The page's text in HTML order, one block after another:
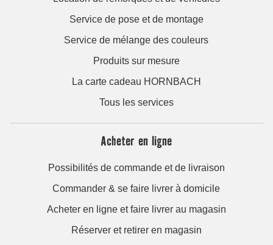
Service de pose et de montage
Service de mélange des couleurs
Produits sur mesure
La carte cadeau HORNBACH
Tous les services
Acheter en ligne
Possibilités de commande et de livraison
Commander & se faire livrer à domicile
Acheter en ligne et faire livrer au magasin
Réserver et retirer en magasin